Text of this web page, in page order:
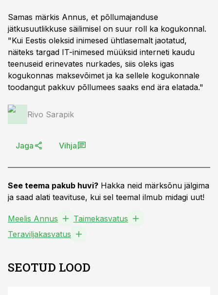
Samas märkis Annus, et põllumajanduse
jätkusuutlikkuse säilimisel on suur roll ka kogukonnal.
"Kui Eestis oleksid inimesed ühtlasemalt jaotatud,
näiteks targad IT-inimesed müüksid interneti kaudu
teenuseid erinevates nurkades, siis oleks igas
kogukonnas maksevõimet ja ka sellele kogukonnale
toodangut pakkuv põllumees saaks end ära elatada."
Rivo Sarapik
Jaga Vihja
See teema pakub huvi? Hakka neid märksõnu jälgima
ja saad alati teavituse, kui sel teemal ilmub midagi uut!
Meelis Annus
Taimekasvatus
Teraviljakasvatus
SEOTUD LOOD